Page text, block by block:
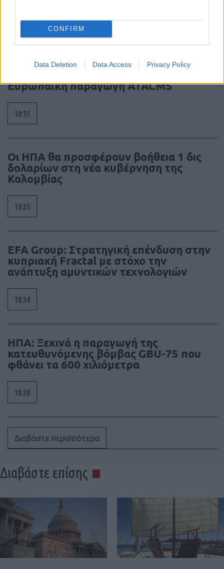
CONFIRM
Data Deletion Data Access Privacy Policy
Ευρωπαϊκή παραγωγή ATACMS
10:55
Οι ΗΠΑ θα προσφέρουν βοήθεια 1 δις
δολαρίων στη νέα κυβέρνηση της
Κολομβίας
10:35
EFA Group: Στρατηγική επένδυση στην
κυπριακή Fractal με στόχο την
ανάπτυξη αμυντικών τεχνολογιών
10:34
ΗΠΑ: Ξεκινά η παραγωγή της
κατευθυνόμενης βόμβας GBU-75 που
φθάνει τα 600 χιλιόμετρα
10:20
Διαβάστε περισσότερα
Διαβάστε επίσης